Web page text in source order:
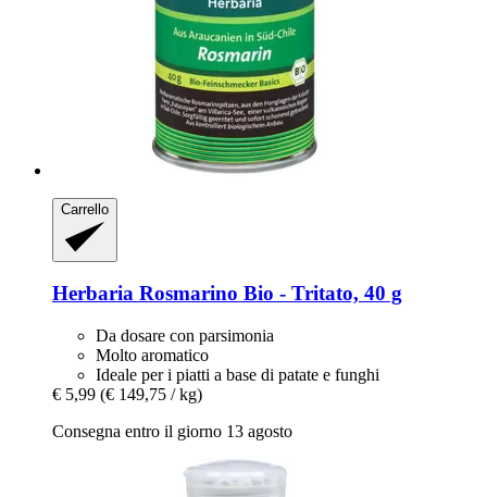
Carrello
Herbaria Rosmarino Bio -​ Tritato, 40 g
Da dosare con parsimonia
Molto aromatico
Ideale per i piatti a base di patate e funghi
€ 5,99 (€ 149,75 / kg)
Consegna entro il giorno 13 agosto